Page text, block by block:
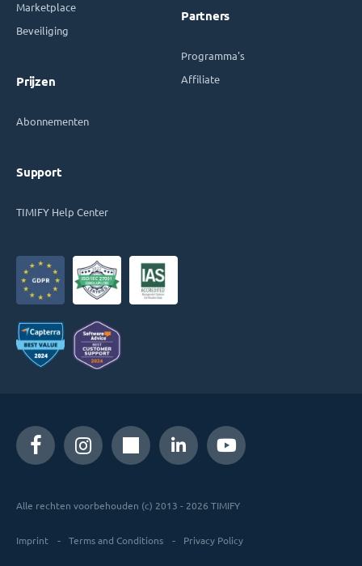
Marketplace
Beveiliging
Prijzen
Abonnementen
Support
TIMIFY Help Center
Partners
Programma's
Affiliate
Alle rechten voorbehouden (c) 2013 - 2026 TIMIFY
Imprint Terms and Conditions Privacy Policy